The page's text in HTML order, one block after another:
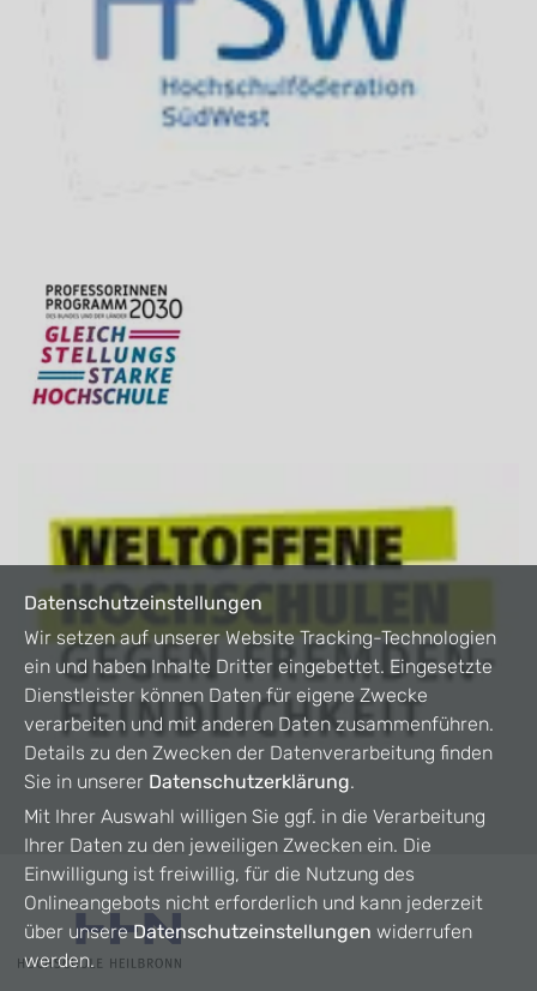
Datenschutzeinstellungen
Wir setzen auf unserer Website Tracking-Technologien
ein und haben Inhalte Dritter eingebettet. Eingesetzte
Dienstleister können Daten für eigene Zwecke
verarbeiten und mit anderen Daten zusammenführen.
Details zu den Zwecken der Datenverarbeitung finden
Sie in unserer Datenschutzerklärung.
Mit Ihrer Auswahl willigen Sie ggf. in die Verarbeitung
Ihrer Daten zu den jeweiligen Zwecken ein. Die
Einwilligung ist freiwillig, für die Nutzung des
Onlineangebots nicht erforderlich und kann jederzeit
über unsereDatenschutzeinstellungen widerrufen
werden.